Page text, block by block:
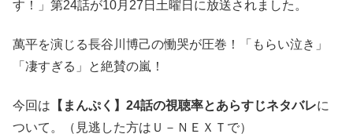
す！」第24話が10月27日土曜日に放送されました。
萬平を演じる長谷川博己の慟哭が圧巻！「もらい泣き」
「凄すぎる」と絶賛の嵐！
今回は 【まんぷく 】24話の視聴率とあらすじネタバレに
ついて。（見逃した方はＵ－ＮＥＸＴで）